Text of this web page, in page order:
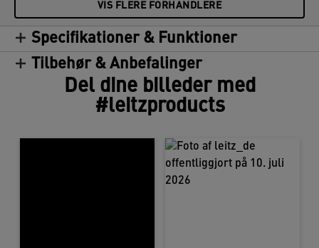
VIS FLERE FORHANDLERE
Specifikationer & Funktioner
Tilbehør & Anbefalinger
Del dine billeder med
#leitzproducts